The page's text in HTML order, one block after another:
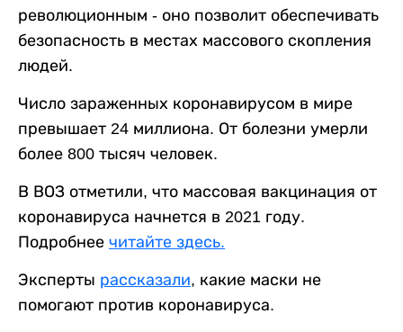
революционным - оно позволит обеспечивать
безопасность в местах массового скопления
людей.
Число зараженных коронавирусом в мире
превышает 24 миллиона. От болезни умерли
более 800 тысяч человек.
В ВОЗ отметили, что массовая вакцинация от
коронавируса начнется в 2021 году.
Подробнее читайте здесь.
Эксперты рассказали, какие маски не
помогают против коронавируса.